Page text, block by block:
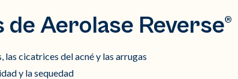
Aerolase Reverse®
las cicatrices del acné y las arrugas
y la sequedad